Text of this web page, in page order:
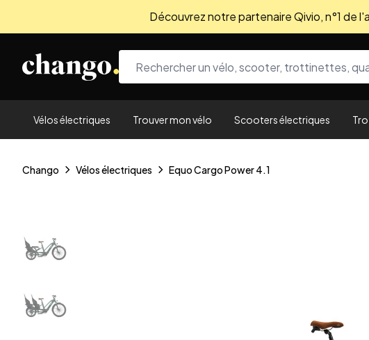
Découvrez notre partenaire Qivio, n°1 de
Vélos électriques Trouver mon vélo Scooters électriques
Chango Vélos électriques Equo Cargo Power 4.1